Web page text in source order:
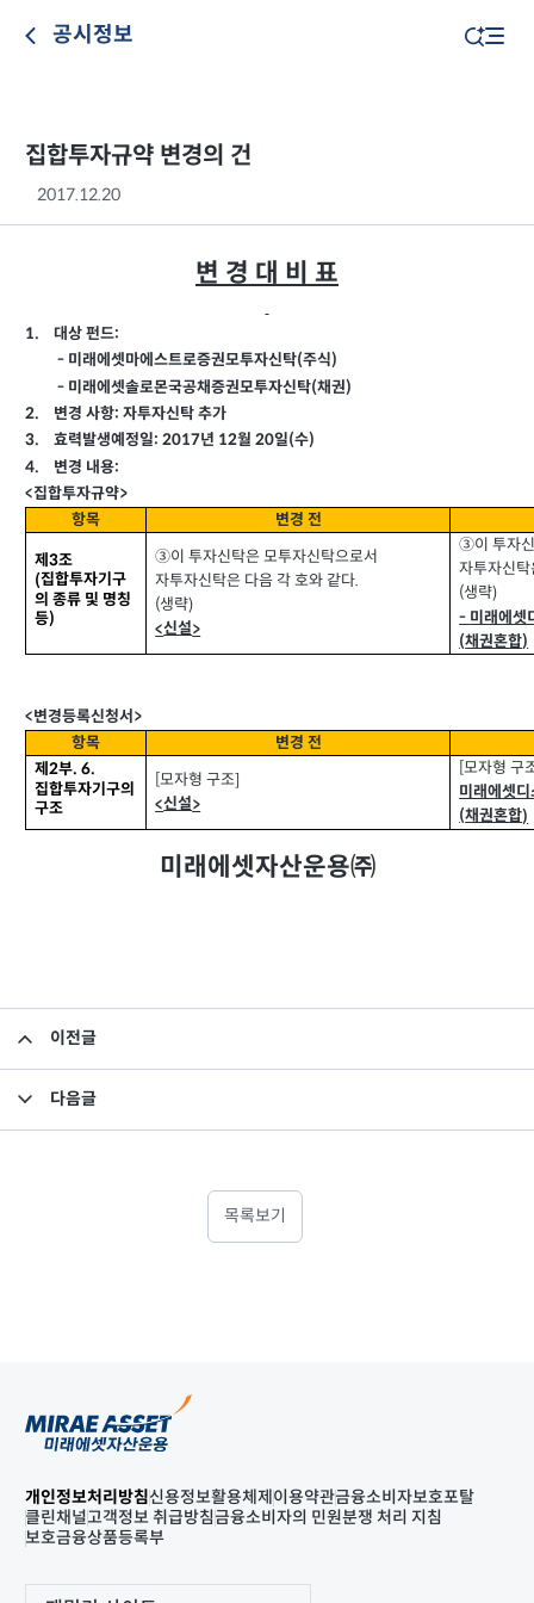
공시정보
집합투자규약 변경의 건
2017.12.20
변 경 대 비 표
1. 대상 펀드:
- 미래에셋마에스트로증권모투자신탁(주식)
- 미래에셋솔로몬국공채증권모투자신탁(채권)
2.
변경 사항: 자투자신탁 추가
3.
효력발생예정일: 2017년 12월 20일(수)
4.
변경 내용:
<집합투자규약>
항목
변경 전
제3조
(집합투자기구
의 종류 및 명칭
등)
③이 투자신탁은 모투자신탁으로서
자투자신탁은 다음 각 호와 같다.
(생략)
<신설>
③이 투자
자투자신
(생략)
- 미래에셋
(채권혼합)
<변경등록신청서 >
항목
변경 전
제2부. 6.
집합투자기구의
구조
[모자형 구조
<신설>
[모자형 구
미래에셋
(채권혼합)
미래에셋자산운용㈜
이전글
다음글
목록보기
개인정보처리방침신용정보활용체제 이용약관금융소비자보호포탈
클린채널고객정보 취급방침금융소비자의 민원분쟁 처리 지침
보호금융상품등록부